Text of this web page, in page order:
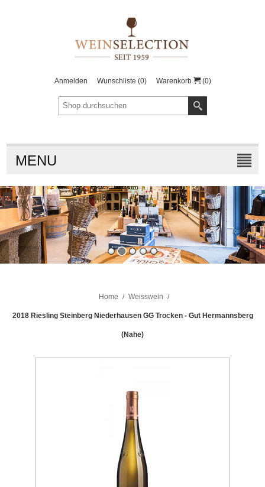
Anmelden Wunschliste (0) Warenkorb (0)
MENU
Home / Weisswein /
2018 Riesling Steinberg Niederhausen GG Trocken - Gut Hermannsberg
(Nahe)